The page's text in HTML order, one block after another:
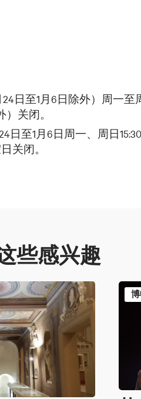
日至1月6日除外）周一至
关闭。
日至1月6日周一、周日
关闭。
些感兴趣